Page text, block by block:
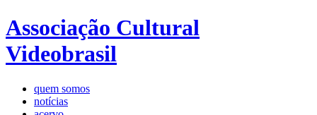
Associação Cultural
Videobrasil
quem somos
notícias